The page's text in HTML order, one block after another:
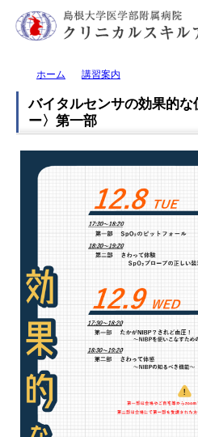
ホーム 講習案内
バイタルセンサの効果的な
ー〉第一部